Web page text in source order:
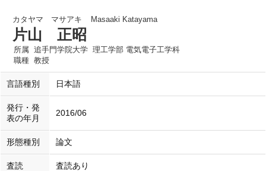
カタヤマ マサアキ Masaaki Katayama
片山 正昭
所属 追手門学院大学 理工学部 電気電子工学科
職種 教授
言語種別 日本語
発行・発
表の年月
2016/06
形態種別 論文
査読 査読あり